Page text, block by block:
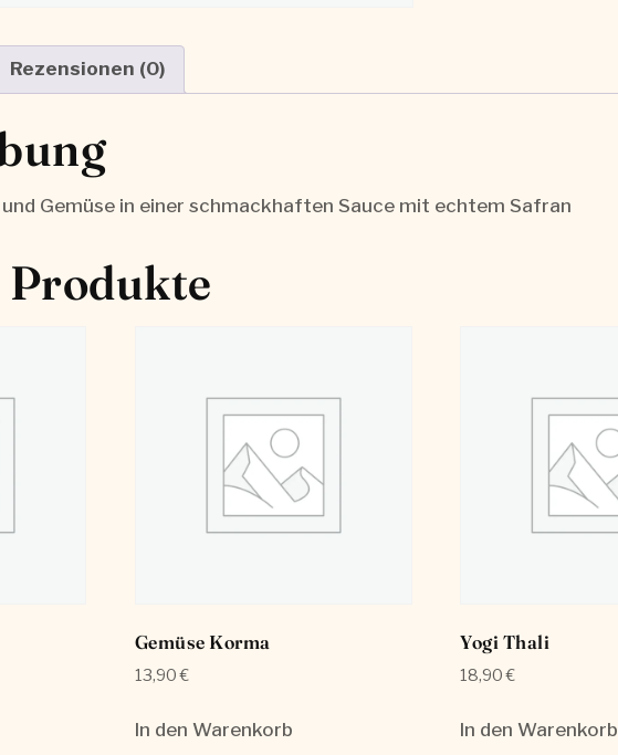
Rezensionen (0)
Gemüse in einer schmackhaften Sauce mit echtem Safran
Gemüse Korma
13,90€
In den Warenkorb
Yogi Thali
18,90€
In den Warenkorb